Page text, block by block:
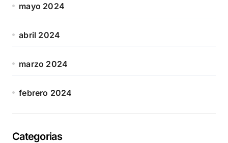
mayo 2024
abril 2024
marzo 2024
febrero 2024
Categorias